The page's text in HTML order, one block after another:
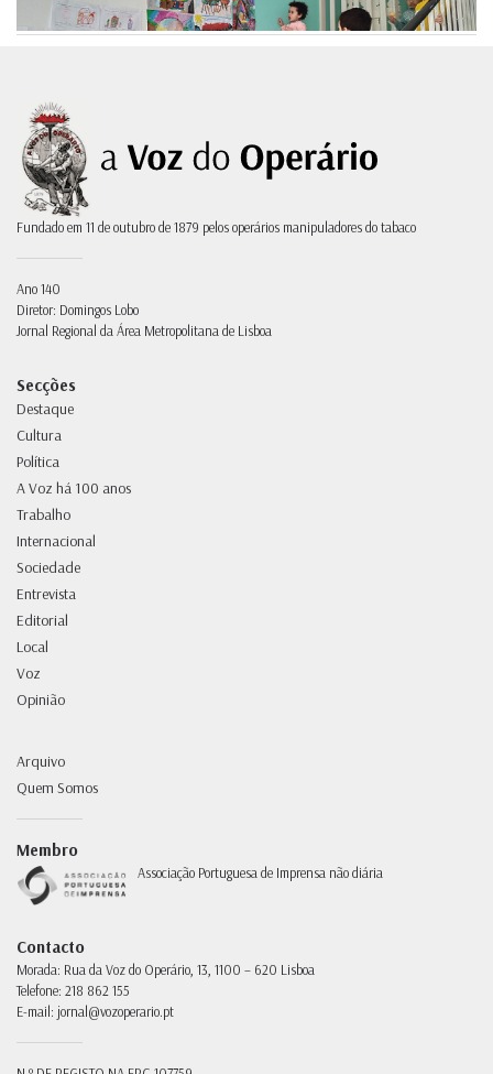
Fundado em 11 de outubro de 1879 pelos operários manipuladores do tabaco
Ano 140
Diretor: Domingos Lobo
Jornal Regional da Área Metropolitana de Lisboa
Secções
Destaque
Cultura
Política
A Voz há 100 anos
Trabalho
Internacional
Sociedade
Entrevista
Editorial
Local
Voz
Opinião
Arquivo
Quem Somos
Membro
Associação Portuguesa de Imprensa não diária
Contacto
Morada: Rua da Voz do Operário, 13, 1100 – 620 Lisboa
Telefone: 218 862 155
E-mail: jornal@vozoperario.pt